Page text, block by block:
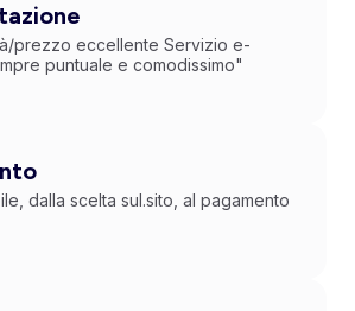
prezzo eccellente Servizio e-
puntuale e comodissimo"
dalla scelta sul.sito, al pagamento